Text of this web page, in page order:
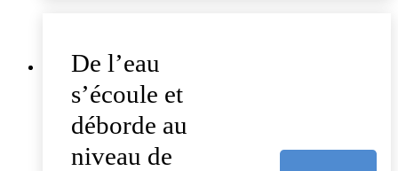
De l’eau
s’écoule et
déborde au
niveau de